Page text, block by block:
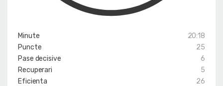
Minute
20:18
Puncte
25
Pase decisive
6
Recuperari
5
Eficienta
26